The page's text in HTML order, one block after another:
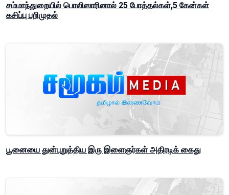
சம்மாந்துறையில் பொலிஸாரினால் 25 போத்தல்கள்,5 கேன்கள்
கசிப்பு பறிமுதல்
பூனையை துன்புறுத்திய இரு இளைஞர்கள் அதிரடிக் கைது